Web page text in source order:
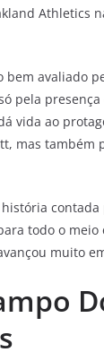
Athletics
bem avaliado
pela
vida ao
mas também
todo o meio
muito